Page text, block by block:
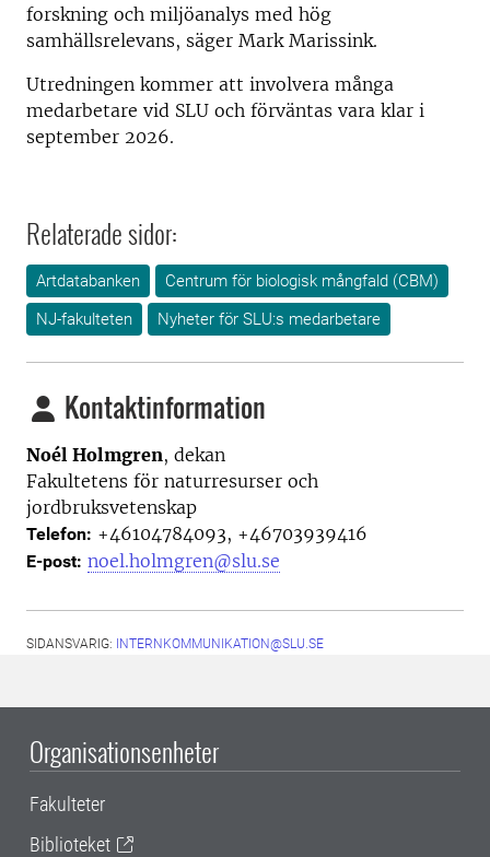
forskning och miljöanalys med hög
samhällsrelevans, säger Mark Marissink.
Utredningen kommer att involvera många
medarbetare vid SLU och förväntas vara klar i
september 2026.
Relaterade sidor:
Artdatabanken
Centrum för biologisk mångfald (CBM)
NJ-fakulteten
Nyheter för SLU:s medarbetare
Kontaktinformation
Noél Holmgren, dekan
Fakultetens för naturresurser och
jordbruksvetenskap
Telefon: +46104784093, +46703939416
E-post: noel.holmgren@slu.se
SIDANSVARIG: INTERNKOMMUNIKATION@SLU.SE
Organisationsenheter
Fakulteter
Biblioteket